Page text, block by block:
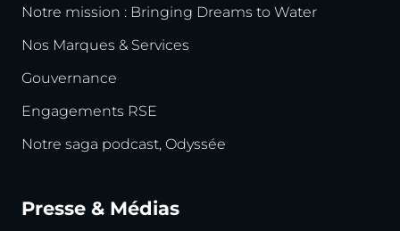
Notre mission : Bringing Dreams to Water
Nos Marques & Services
Gouvernance
Engagements RSE
Notre saga podcast, Odyssée
Presse & Médias